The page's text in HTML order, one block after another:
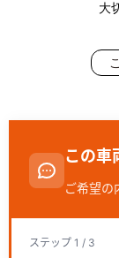
大
この車
ご希望の
ステップ 1 / 3